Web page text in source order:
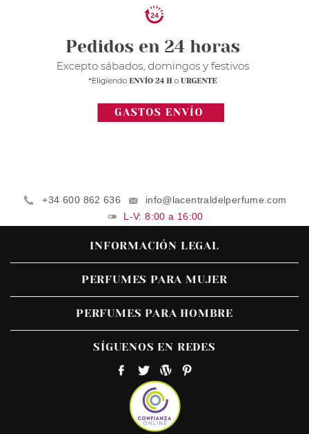
+34 600 862 636
info@lacentraldelperfume.com
L-V: 8:00 a 16:00
INFORMACIÓN LEGAL
PERFUMES PARA MUJER
PERFUMES PARA HOMBRE
SÍGUENOS EN REDES